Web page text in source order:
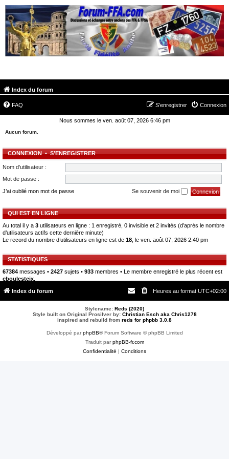
Index du forum
FAQ Connexion
S’enregistrer
Nous sommes le ven. août 07, 2026 6:46 pm
Aucun forum.
CONNEXION•S’ENREGISTRER
Nom d’utilisateur :
Mot de passe :
J’ai oublié mon mot de passe
Se souvenir de moi
QUI EST EN LIGNE
Au total il y a 3 utilisateurs en ligne : 1 enregistré, 0 invisible et 2 invités (d’après le nombre
d’utilisateurs actifs cette dernière minute)
Le record du nombre d’utilisateurs en ligne est de 18 , le ven. août 07, 2026 2:40 pm
STATISTIQUES
67384 messages • 2427 sujets • 933 membres • Le membre enregistré le plus récent est
cboulesteix
Index du forum
Heures au format UTC+02:00
Stylename: Reds (2020)
Style built on Original Prosilver by: Christian Esch aka Chris1278
inspired and rebuild from reds for phpbb 3.0.8
Développé parphpBB® Forum Software © phpBB Limited
Traduit parphpBB-fr.com
Confidentialité | Conditions